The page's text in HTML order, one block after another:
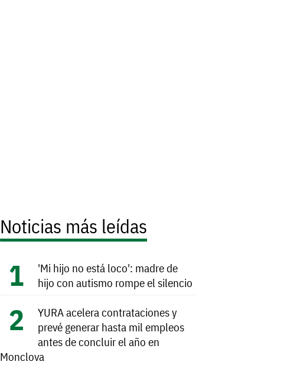
Noticias más leídas
'Mi hijo no está loco': madre de
hijo con autismo rompe el silencio
YURA acelera contrataciones y
prevé generar hasta mil empleos
antes de concluir el año en
Monclova